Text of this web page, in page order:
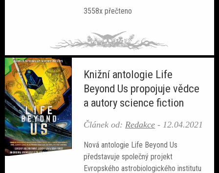
3558x přečteno
Knižní antologie Life
Beyond Us propojuje vědce
a autory science fiction
Článek od: Redakce - 12.04.2021
Nová antologie Life Beyond Us
představuje společný projekt
Evropského astrobiologického institutu